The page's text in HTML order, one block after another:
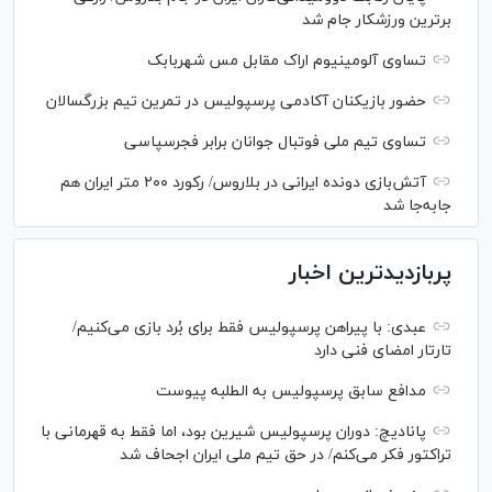
برترین ورزشکار جام شد
تساوی آلومینیوم اراک مقابل مس شهربابک
حضور بازیکنان آکادمی پرسپولیس در تمرین تیم بزرگسالان
تساوی تیم ملی فوتبال جوانان برابر فجرسپاسی
آتش‌بازی دونده ایرانی در بلاروس/ رکورد ۲۰۰ متر ایران هم
جابه‌جا شد
پربازدیدترین اخبار
عبدی: با پیراهن پرسپولیس فقط برای بُرد بازی می‌کنیم/
تارتار امضای فنی دارد
مدافع سابق پرسپولیس به الطلبه پیوست
پانادیچ: دوران پرسپولیس شیرین بود، اما فقط به قهرمانی با
تراکتور فکر می‌کنم/ در حق تیم ملی ایران اجحاف شد